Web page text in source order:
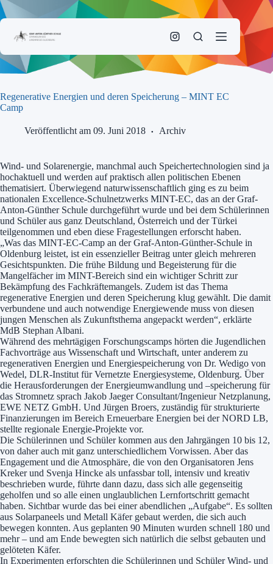
Zum
Inhalt
Regenerative Energien und deren Speicherung – MINT EC
Camp
Veröffentlicht am 09. Juni 2018 Archiv
Wind- und Solarenergie, manchmal auch Speichertechnologien sind ja
hochaktuell und werden auf praktisch allen politischen Ebenen
thematisiert. Überwiegend naturwissenschaftlich ging es zu beim
nationalen Excellence-Schulnetzwerks MINT-EC, das an der Graf-
Anton-Günther Schule durchgeführt wurde und bei dem Schülerinnen
und Schüler aus ganz Deutschland, Österreich und der Türkei
teilgenommen und eben diese Fragestellungen erforscht haben.
„Was das MINT-EC-Camp an der Graf-Anton-Günther-Schule in
Oldenburg leistet, ist ein essenzieller Beitrag unter gleich mehreren
Gesichtspunkten. Die frühe Bildung und Begeisterung für die
Mangelfächer im MINT-Bereich sind ein wichtiger Schritt zur
Bekämpfung des Fachkräftemangels. Zudem ist das Thema
regenerative Energien und deren Speicherung klug gewählt. Die damit
verbundene und auch notwendige Energiewende muss von diesen
jungen Menschen als Zukunftsthema angepackt werden“, erklärte
MdB Stephan Albani.
Während des mehrtägigen Forschungscamps hörten die Jugendlichen
Fachvorträge aus Wissenschaft und Wirtschaft, unter anderem zu
regenerativen Energien und Energiespeicherung von Dr. Wedigo von
Wedel, DLR-Institut für Vernetzte Energiesysteme, Oldenburg. Über
die Herausforderungen der Energieumwandlung und –speicherung für
das Stromnetz sprach Jakob Jaeger Consultant/Ingenieur Netzplanung,
EWE NETZ GmbH. Und Jürgen Broers, zuständig für strukturierte
Finanzierungen im Bereich Erneuerbare Energien bei der NORD LB,
stellte regionale Energie-Projekte vor.
Die Schülerinnen und Schüler kommen aus den Jahrgängen 10 bis 12,
von daher auch mit ganz unterschiedlichem Vorwissen. Aber das
Engagement und die Atmosphäre, die von den Organisatoren Jens
Kreker und Svenja Hincke als unfassbar toll, intensiv und kreativ
beschrieben wurde, führte dann dazu, dass sich alle gegenseitig
geholfen und so alle einen unglaublichen Lernfortschritt gemacht
haben. Sichtbar wurde das bei einer abendlichen „Aufgabe“. Es sollten
aus Solarpaneels und Metall Käfer gebaut werden, die sich auch
bewegen konnten. Aus geplanten 90 Minuten wurden schnell 180 und
mehr – und am Ende bewegten sich natürlich die selbst gebauten und
gelöteten Käfer.
In Experimenten erforschten die Schülerinnen und Schüler Wind- und